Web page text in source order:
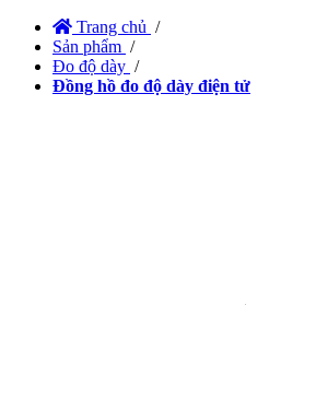
Trang chủ /
Sản phẩm /
Đo độ dày /
Đồng hồ đo độ dày điện tử